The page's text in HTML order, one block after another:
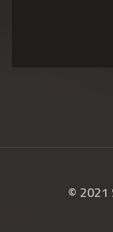
© 2021